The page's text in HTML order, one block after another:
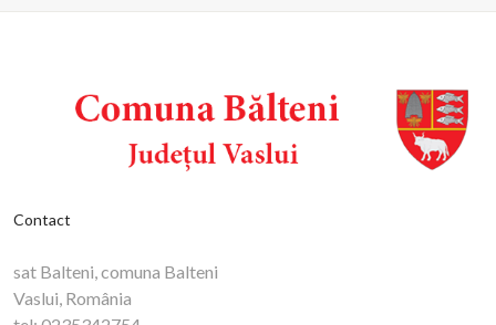
Contact
sat Balteni, comuna Balteni
Vaslui, România